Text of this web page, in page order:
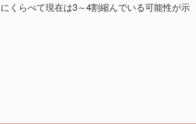
くらべて現在は3～4割縮んでいる可能性が示